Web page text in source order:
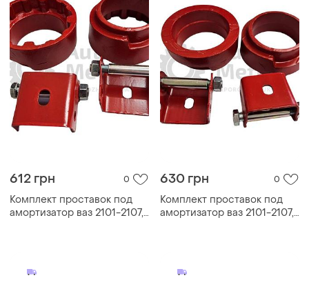
612 грн 0
Комплект проставок под
амортизатор ваз 2101-2107,
630 грн 0
Комплект проставок под
амортизатор ваз 2101-2107,